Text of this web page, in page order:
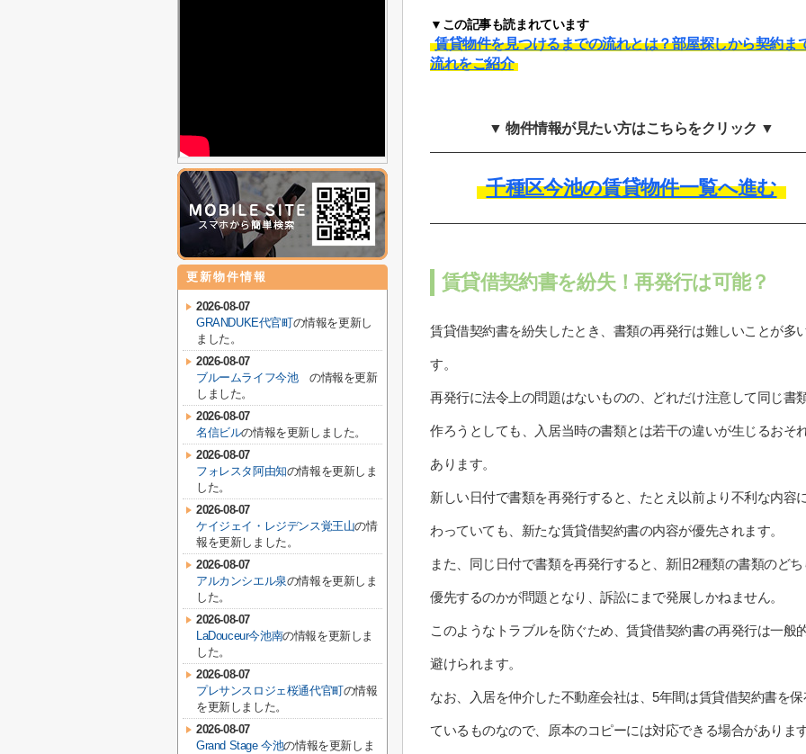
▼この記事も読まれています
賃貸物件を見つけるまでの流れとは？部屋探しから契約ま
流れをご紹介
▼ 物件情報が見たい方はこちらをクリック ▼
千種区今池の賃貸物件一覧へ進む
賃貸借契約書を紛失！再発行は可能？
賃貸借契約書を紛失したとき、書類の再発行は難しいことが多
す。
再発行に法令上の問題はないものの、どれだけ注意して同じ書
作ろうとしても、入居当時の書類とは若干の違いが生じるおそ
あります。
新しい日付で書類を再発行すると、たとえ以前より不利な内容
わっていても、新たな賃貸借契約書の内容が優先されます。
また、同じ日付で書類を再発行すると、新旧2種類の書類のどち
優先するのかが問題となり、訴訟にまで発展しかねません。
このようなトラブルを防ぐため、賃貸借契約書の再発行は一般
避けられます。
なお、入居を仲介した不動産会社は、5年間は賃貸借契約書を保
ているものなので、原本のコピーには対応できる場合があります
更新物件情報
2026-08-07
GRANDUKE代官町の情報を更新し
ました。
2026-08-07
ブルームライフ今池の情報を更新
しました。
2026-08-07
名信ビルの情報を更新しました。
2026-08-07
フォレスタ阿由知の情報を更新しま
した。
2026-08-07
ケイジェイ・レジデンス覚王山の情
報を更新しました。
2026-08-07
アルカンシエル泉の情報を更新しま
した。
2026-08-07
LaDouceur今池南の情報を更新しま
した。
2026-08-07
プレサンスロジェ桜通代官町の情報
を更新しました。
2026-08-07
Grand Stage 今池の情報を更新しま